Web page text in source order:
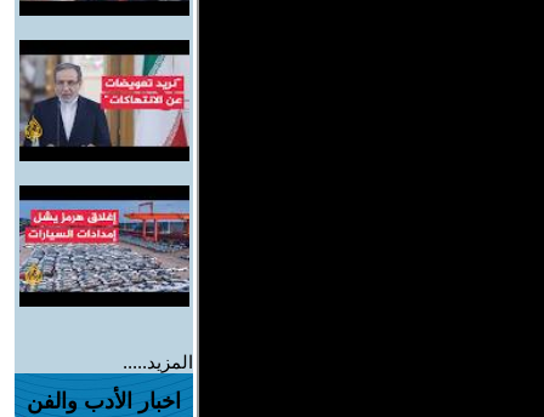
المزيد.....
اخبار الأدب والفن